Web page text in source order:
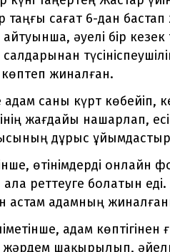
таңғы сағат 6-дан бастап
әуелі бір кезек
жиналған.
адам саны күрт көбейіп,
жағдайы нашарлап,
дұрыс
өтінімдерді онлайн
реттеуге болатын еді.
астам адамның
адам көптігінен
шақырылып,